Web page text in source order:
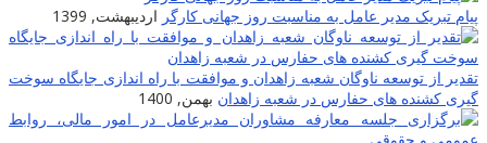
پیام تبریک مدیر عامل به مناسبت روز جهانی کارگر اردیبهشت, 1399
تقدیر از توسعه ناوگان شعبه زاهدان و موافقت با راه اندازی جایگاه سوخت
گیری کشنده های حفارس در شعبه زاهدان بهمن, 1400